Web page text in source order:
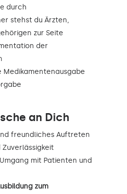
durch
stehst du Ärzten,
zur Seite
der
Medikamentenausgabe
an Dich
freundliches Auftreten
mit Patienten und
zum